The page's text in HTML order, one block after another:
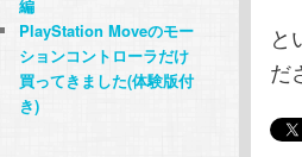
と
だ
編
PlayStation Moveのモー
ションコントローラだけ
買ってきました(体験版付
き)